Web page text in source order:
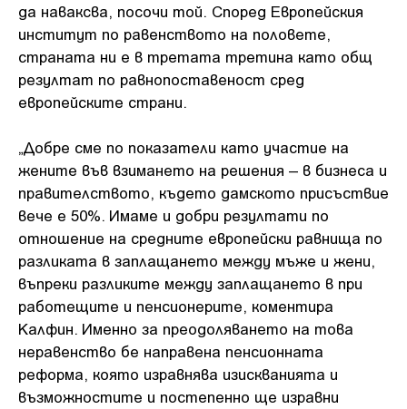
да наваксва, посочи той. Според Европейския
институт по равенството на половете,
страната ни е в третата третина като общ
резултат по равнопоставеност сред
европейските страни.
„Добре сме по показатели като участие на
жените във взимането на решения – в бизнеса и
правителството, където дамското присъствие
вече е 50%. Имаме и добри резултати по
отношение на средните европейски равнища по
разликата в заплащането между мъже и жени,
въпреки разликите между заплащането в при
работещите и пенсионерите, коментира
Калфин. Именно за преодоляването на това
неравенство бе направена пенсионната
реформа, която изравнява изискванията и
възможностите и постепенно ще изравни